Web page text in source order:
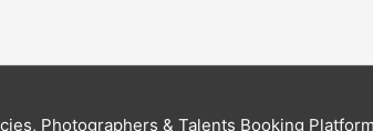
Photographers & Talents Booking Platform